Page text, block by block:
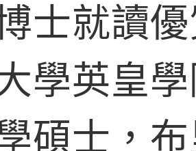
士就讀
學英皇
碩士，